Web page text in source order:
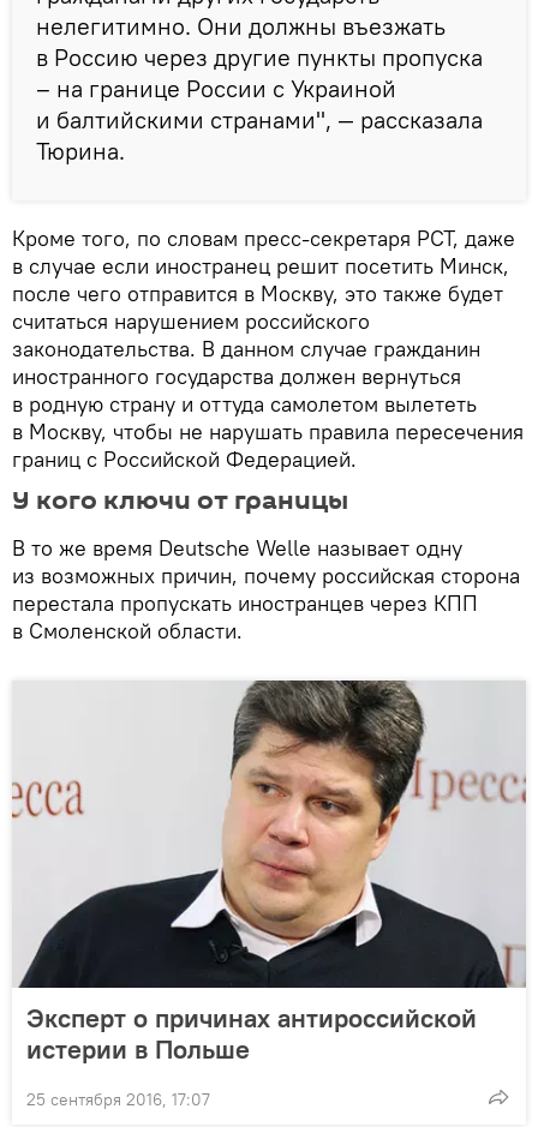
нелегитимно. Они должны въезжать
в Россию через другие пункты пропуска
– на границе России с Украиной
и балтийскими странами", — рассказала
Тюрина.
Кроме того, по словам пресс-секретаря РСТ, даже
в случае если иностранец решит посетить Минск,
после чего отправится в Москву, это также будет
считаться нарушением российского
законодательства. В данном случае гражданин
иностранного государства должен вернуться
в родную страну и оттуда самолетом вылететь
в Москву, чтобы не нарушать правила пересечения
границ с Российской Федерацией.
У кого ключи от границы
В то же время Deutsche Welle называет одну
из возможных причин, почему российская сторона
перестала пропускать иностранцев через КПП
в Смоленской области.
Эксперт о причинах антироссийской
истерии в Польше
25 сентября 2016, 17:07